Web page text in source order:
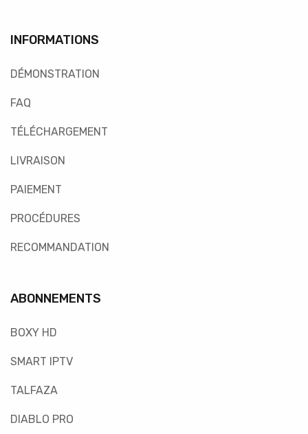
INFORMATIONS
DÉMONSTRATION
FAQ
TÉLÉCHARGEMENT
LIVRAISON
PAIEMENT
PROCÉDURES
RECOMMANDATION
ABONNEMENTS
BOXY HD
SMART IPTV
TALFAZA
DIABLO PRO